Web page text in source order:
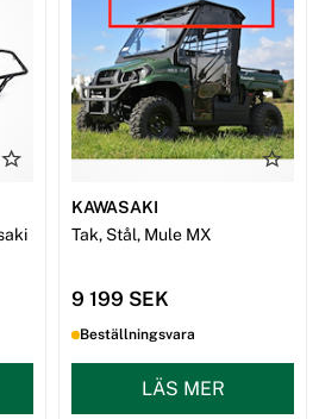
KAWASAKI
Tak, Stål, Mule MX
9 199 SEK
Beställningsvara
LÄS MER